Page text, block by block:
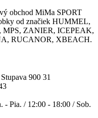
obchod MiMa SPORT
od značiek HUMMEL,
ZANIER, ICEPEAK,
RUCANOR, XBEACH.
900 31
- Pia. / 12:00 - 18:00 / Sob.